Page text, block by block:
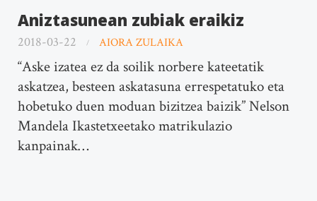
Aniztasunean zubiak eraikiz
2018-03-22 AIORA ZULAIKA
“Aske izatea ez da soilik norbere kateetatik
askatzea, besteen askatasuna errespetatuko eta
hobetuko duen moduan bizitzea baizik” Nelson
Mandela Ikastetxeetako matrikulazio
kanpainak…